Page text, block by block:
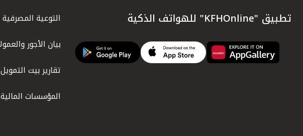
تطبيق "KFHOnline" للهواتف الذكية
التوعية المصرفية
بيان الأجور
تقارير بيت
المؤسسات المالية